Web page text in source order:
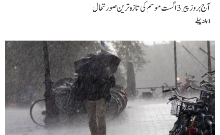
آج بروز پیر 3 اگست موسم کی تازہ ترین صورتحال
1 ہفتہ پہلے